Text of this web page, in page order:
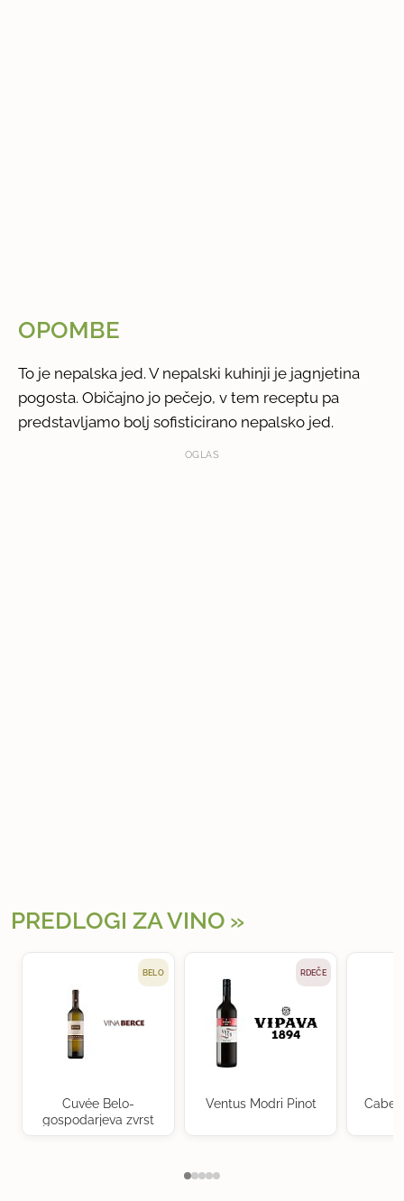
OPOMBE
To je nepalska jed. V nepalski kuhinji je jagnjetina
pogosta. Običajno jo pečejo, v tem receptu pa
predstavljamo bolj sofisticirano nepalsko jed.
OGLAS
PREDLOGI ZA VINO
BELO
Cuvée Belo-
gospodarjeva zvrst
RDEČE
Ventus Modri Pinot